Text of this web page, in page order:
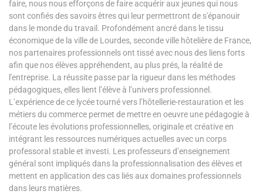
faire, nous nous efforçons de faire acquérir aux jeunes qui nous
sont confiés des savoirs êtres qui leur permettront de s'épanouir
dans le monde du travail. Profondément ancré dans le tissu
économique de la ville de Lourdes, seconde ville hôtelière de France,
nos partenaires professionnels ont tissé avec nous des liens forts
afin que nos élèves appréhendent, au plus prés, la réalité de
l'entreprise. La réussite passe par la rigueur dans les méthodes
pédagogiques, elles lient l’élève à l’univers professionnel.
L’expérience de ce lycée tourné vers l’hôtellerie-restauration et les
métiers du commerce permet de mettre en oeuvre une pédagogie à
l’écoute les évolutions professionnelles, originale et créative en
intégrant les ressources numériques actuelles avec un corps
professoral stable et investi. Les professeurs d’enseignement
général sont impliqués dans la professionnalisation des élèves et
mettent en application des cas liés aux domaines professionnels
dans leurs matières.